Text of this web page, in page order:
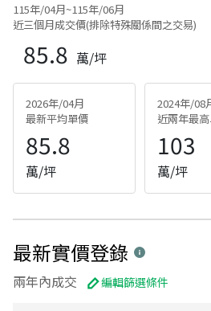
115年/04月~115年/06月
近三個月成交價(排除特殊關係間之交易)
85.8 萬/坪
2026年/04月
最新平均單價
85.8
萬/坪
2024年/08
近兩年最
103
萬/坪
最新實價登錄
兩年內成交 編輯篩選條件